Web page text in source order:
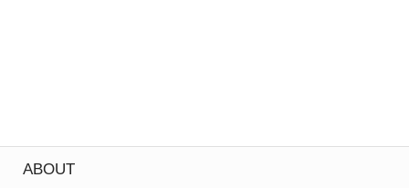
ABOUT